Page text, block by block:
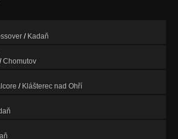
/ Kadaň
/Chomutov
/ Klášterec nad Ohří